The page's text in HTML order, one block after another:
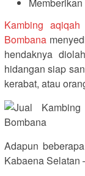
Kambing
Bombana
hendaknya
hidangan siap
kerabat, atau
Adapun
Kabaena Selatan